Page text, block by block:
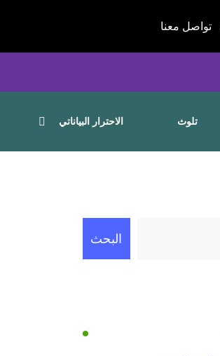
تواصل معنا
تلوث الاحترار البياناتي
البحث